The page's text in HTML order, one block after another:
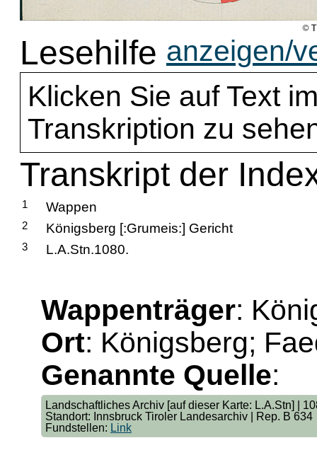
Lesehilfe anzeigen/
Klicken Sie auf Text
Transkription zu
Transkript der
1 Wappen
2 Königsberg [:Grumeis:] Gericht
3 L.A.Stn.1080.
Wappenträger:
Ort: Königsberg;
Genannte Quelle:
Landschaftliches Archiv [auf dieser Karte: L.A.Stn] |
Standort: Innsbruck Tiroler Landesarchiv | Rep. B 634
Fundstellen: Link